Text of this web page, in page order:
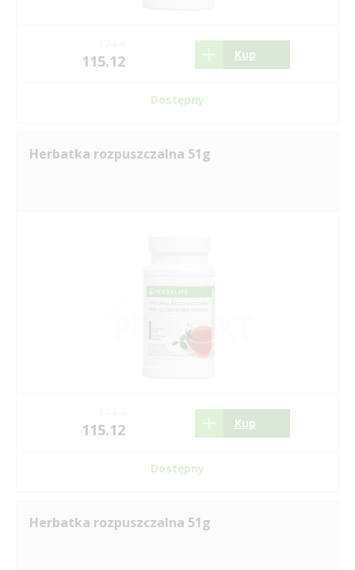
115.12 Kup
Dostępny
Herbatka rozpuszczalna 51g
115.12 Kup
Dostępny
Herbatka rozpuszczalna 51g